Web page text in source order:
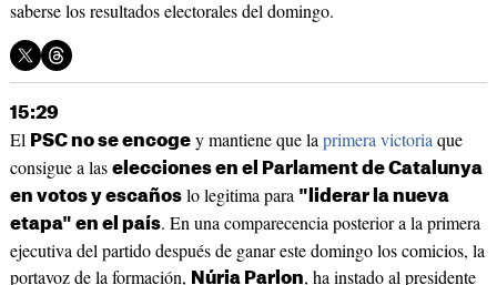
saberse los resultados electorales del domingo.
15:29
El PSC no se encogey mantiene que la primera victoria que
consigue a las elecciones en el Parlament de Catalunya
en votos y escañoslo legitima para "liderar la nueva
etapa" en el país. En una comparecencia posterior a la primera
ejecutiva del partido después de ganar este domingo los comicios, la
portavoz de la formación, Núria Parlon, ha instado al presidente